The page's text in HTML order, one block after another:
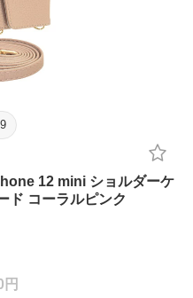
12 mini ショルダーケ
ド コーラルピンク